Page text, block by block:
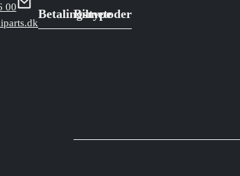
00
Betalingsmetoder
Biltype